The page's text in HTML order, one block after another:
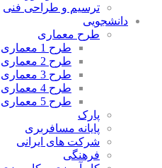
ترسیم و طراحی فنی
دانشجویی
طرح معماری
طرح 1 معماری
طرح 2 معماری
طرح 3 معماری
طرح 4 معماری
طرح 5 معماری
پارک
پایانه مسافربری
شرکت های ایرانی
فرهنگی